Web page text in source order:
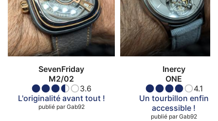
SevenFriday
M2/02
3.6
L'originalité avant tout !
publié par Gab92
Inercy
ONE
4.1
Un tourbillon enfin
accessible !
publié par Gab92